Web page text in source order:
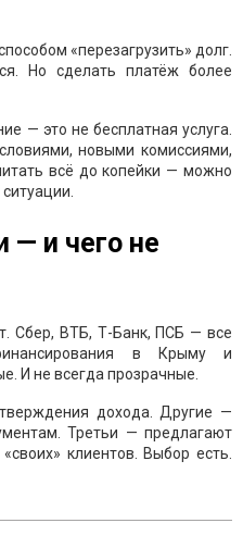
«перезагрузить» долг.
Но сделать платёж более
— это не бесплатная услуга.
новыми комиссиями,
всё до копейки — можно
— и чего не
Сбер, ВТБ, Т-Банк, ПСБ — все
в Крыму и
И не всегда прозрачные.
дохода. Другие —
Третьи — предлагают
клиентов. Выбор есть.